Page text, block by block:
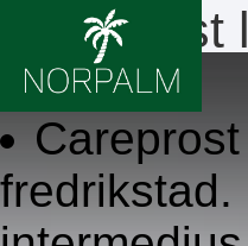
8/6/2026
fredrikstad.